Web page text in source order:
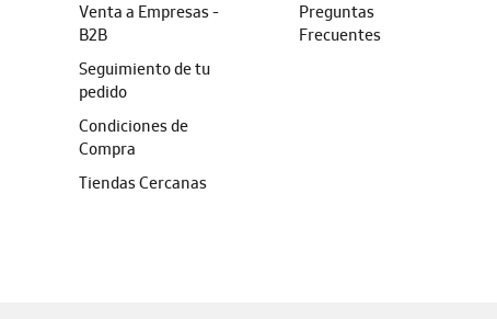
Venta a Empresas -
B2B
Seguimiento de tu
pedido
Condiciones de
Compra
Tiendas Cercanas
Preguntas
Frecuentes